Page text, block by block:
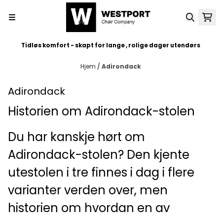
Tidløs komfort - skapt for lange , rolige dager utendørs
Hjem / Adirondack
Adirondack
Historien om Adirondack-stolen
Du har kanskje hørt om
Adirondack-stolen? Den kjente
utestolen i tre finnes i dag i flere
varianter verden over, men
historien om hvordan en av